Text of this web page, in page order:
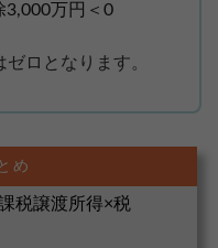
3,000万円＜0
ロとなります。
税譲渡所得×税